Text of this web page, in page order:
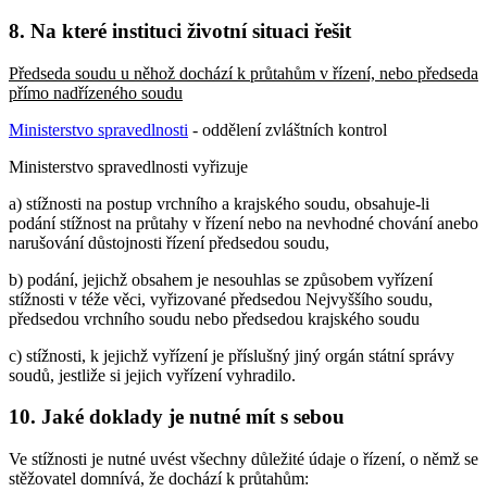
8. Na které instituci životní situaci řešit
Předseda soudu u něhož dochází k průtahům v řízení, nebo předseda
přímo nadřízeného soudu
Ministerstvo spravedlnosti - oddělení zvláštních kontrol
Ministerstvo spravedlnosti vyřizuje
a) stížnosti na postup vrchního a krajského soudu, obsahuje-li
podání stížnost na průtahy v řízení nebo na nevhodné chování anebo
narušování důstojnosti řízení předsedou soudu,
b) podání, jejichž obsahem je nesouhlas se způsobem vyřízení
stížnosti v téže věci, vyřizované předsedou Nejvyššího soudu,
předsedou vrchního soudu nebo předsedou krajského soudu
c) stížnosti, k jejichž vyřízení je příslušný jiný orgán státní správy
soudů, jestliže si jejich vyřízení vyhradilo.
10. Jaké doklady je nutné mít s sebou
Ve stížnosti je nutné uvést všechny důležité údaje o řízení, o němž se
stěžovatel domnívá, že dochází k průtahům: